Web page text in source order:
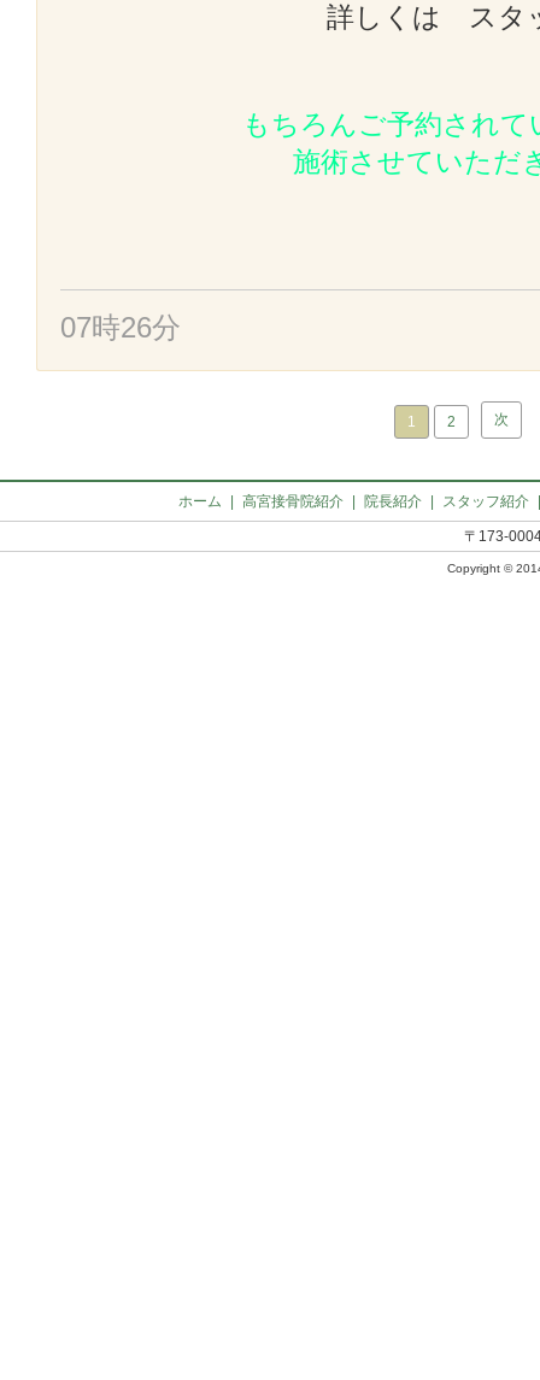
詳しくは スタ
もちろんご予約されて
施術させていただ
07時26分
1 2 次
ホーム 高宮接骨院紹介 院長紹介 スタッフ紹介
〒173-
Copyright ©